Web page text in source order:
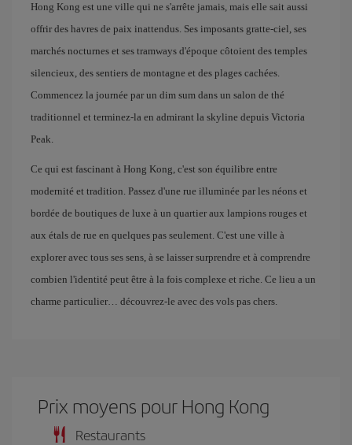
Hong Kong est une ville qui ne s'arrête jamais, mais elle sait aussi
offrir des havres de paix inattendus. Ses imposants gratte-ciel, ses
marchés nocturnes et ses tramways d'époque côtoient des temples
silencieux, des sentiers de montagne et des plages cachées.
Commencez la journée par un dim sum dans un salon de thé
traditionnel et terminez-la en admirant la skyline depuis Victoria
Peak.
Ce qui est fascinant à Hong Kong, c'est son équilibre entre
modernité et tradition. Passez d'une rue illuminée par les néons et
bordée de boutiques de luxe à un quartier aux lampions rouges et
aux étals de rue en quelques pas seulement. C'est une ville à
explorer avec tous ses sens, à se laisser surprendre et à comprendre
combien l'identité peut être à la fois complexe et riche. Ce lieu a un
charme particulier… découvrez-le avec des vols pas chers.
Prix ​​moyens pour Hong Kong
Restaurants